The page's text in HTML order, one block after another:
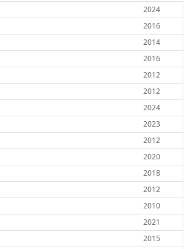
2024
2016
2014
2016
2012
2012
2024
2023
2012
2020
2018
2012
2010
2021
2015